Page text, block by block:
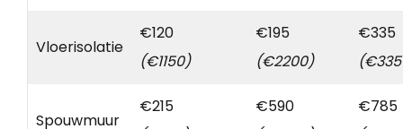
Vloerisolatie
€120
(€1150)
€195
(€2200)
€335
Spouwmuur
€215
€590
€785